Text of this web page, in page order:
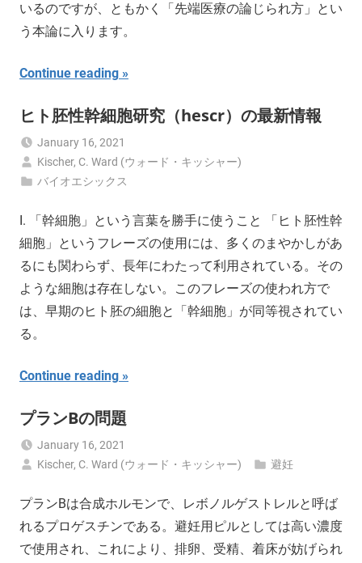
いるのですが、ともかく「先端医療の論じられ方」とい
う本論に入ります。
Continue reading
ヒト胚性幹細胞研究（hescr）の最新情報
January 16, 2021
Kischer, C. Ward (ウォード・キッシャー)
バイオエシックス
I. 「幹細胞」という言葉を勝手に使うこと 「ヒト胚性幹
細胞」というフレーズの使用には、多くのまやかしがあ
るにも関わらず、長年にわたって利用されている。その
ような細胞は存在しない。このフレーズの使われ方で
は、早期のヒト胚の細胞と「幹細胞」が同等視されてい
る。
Continue reading
プランBの問題
January 16, 2021
Kischer, C. Ward (ウォード・キッシャー)
避妊
プランBは合成ホルモンで、レボノルゲストレルと呼ば
れるプロゲスチンである。避妊用ピルとしては高い濃度
で使用され、これにより、排卵、受精、着床が妨げられ